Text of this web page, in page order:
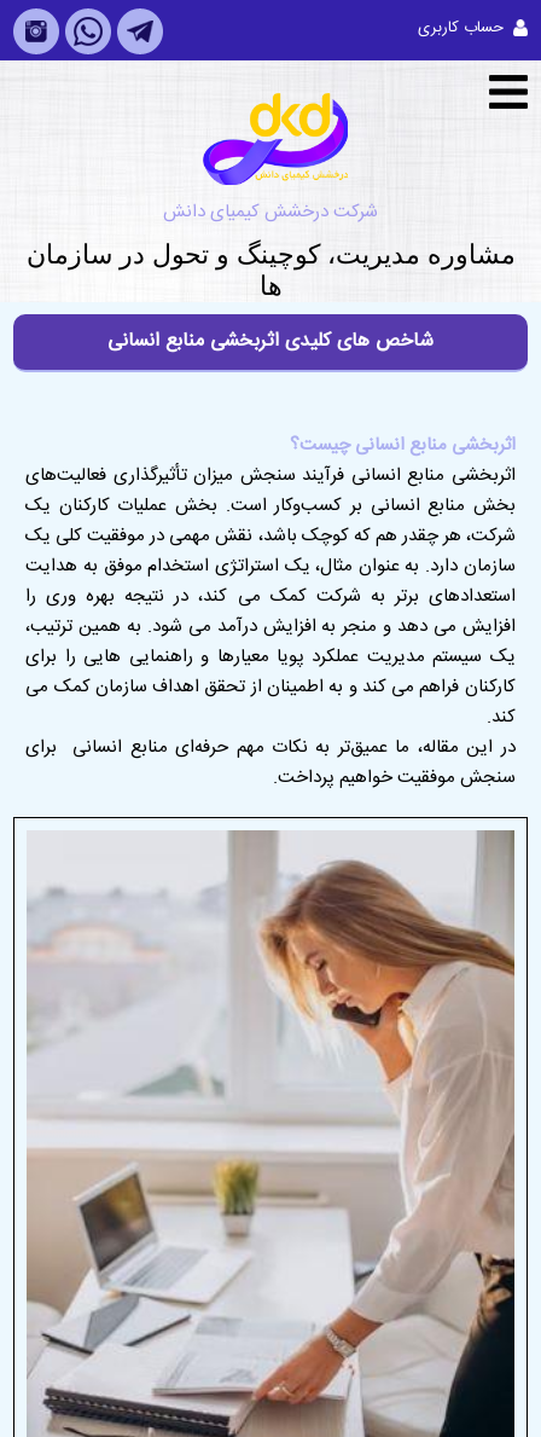
حساب کاربری
شرکت درخشش کیمیای دانش
مشاوره مديريت، کوچینگ و تحول در سازمان
ها
شاخص های کلیدی اثربخشی منابع انسانی
اثربخشی منابع انسانی چیست؟
اثربخشی منابع انسانی فرآیند سنجش میزان تأثیرگذاری فعالیت‌های
بخش منابع انسانی بر کسب‌وکار است. بخش عملیات کارکنان یک
شرکت، هر چقدر هم که کوچک باشد، نقش مهمی در موفقیت کلی یک
سازمان دارد. به عنوان مثال، یک استراتژی استخدام موفق به هدایت
استعدادهای برتر به شرکت کمک می کند، در نتیجه بهره وری را
افزایش می دهد و منجر به افزایش درآمد می شود. به همین ترتیب،
یک سیستم مدیریت عملکرد پویا معیارها و راهنمایی هایی را برای
کارکنان فراهم می کند و به اطمینان از تحقق اهداف سازمان کمک می
کند.
در این مقاله، ما عمیق‌تر به نکات مهم حرفه‌ای منابع انسانی برای
سنجش موفقیت خواهیم پرداخت.